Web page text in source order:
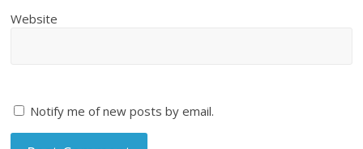
Website
Notify me of new posts by email.